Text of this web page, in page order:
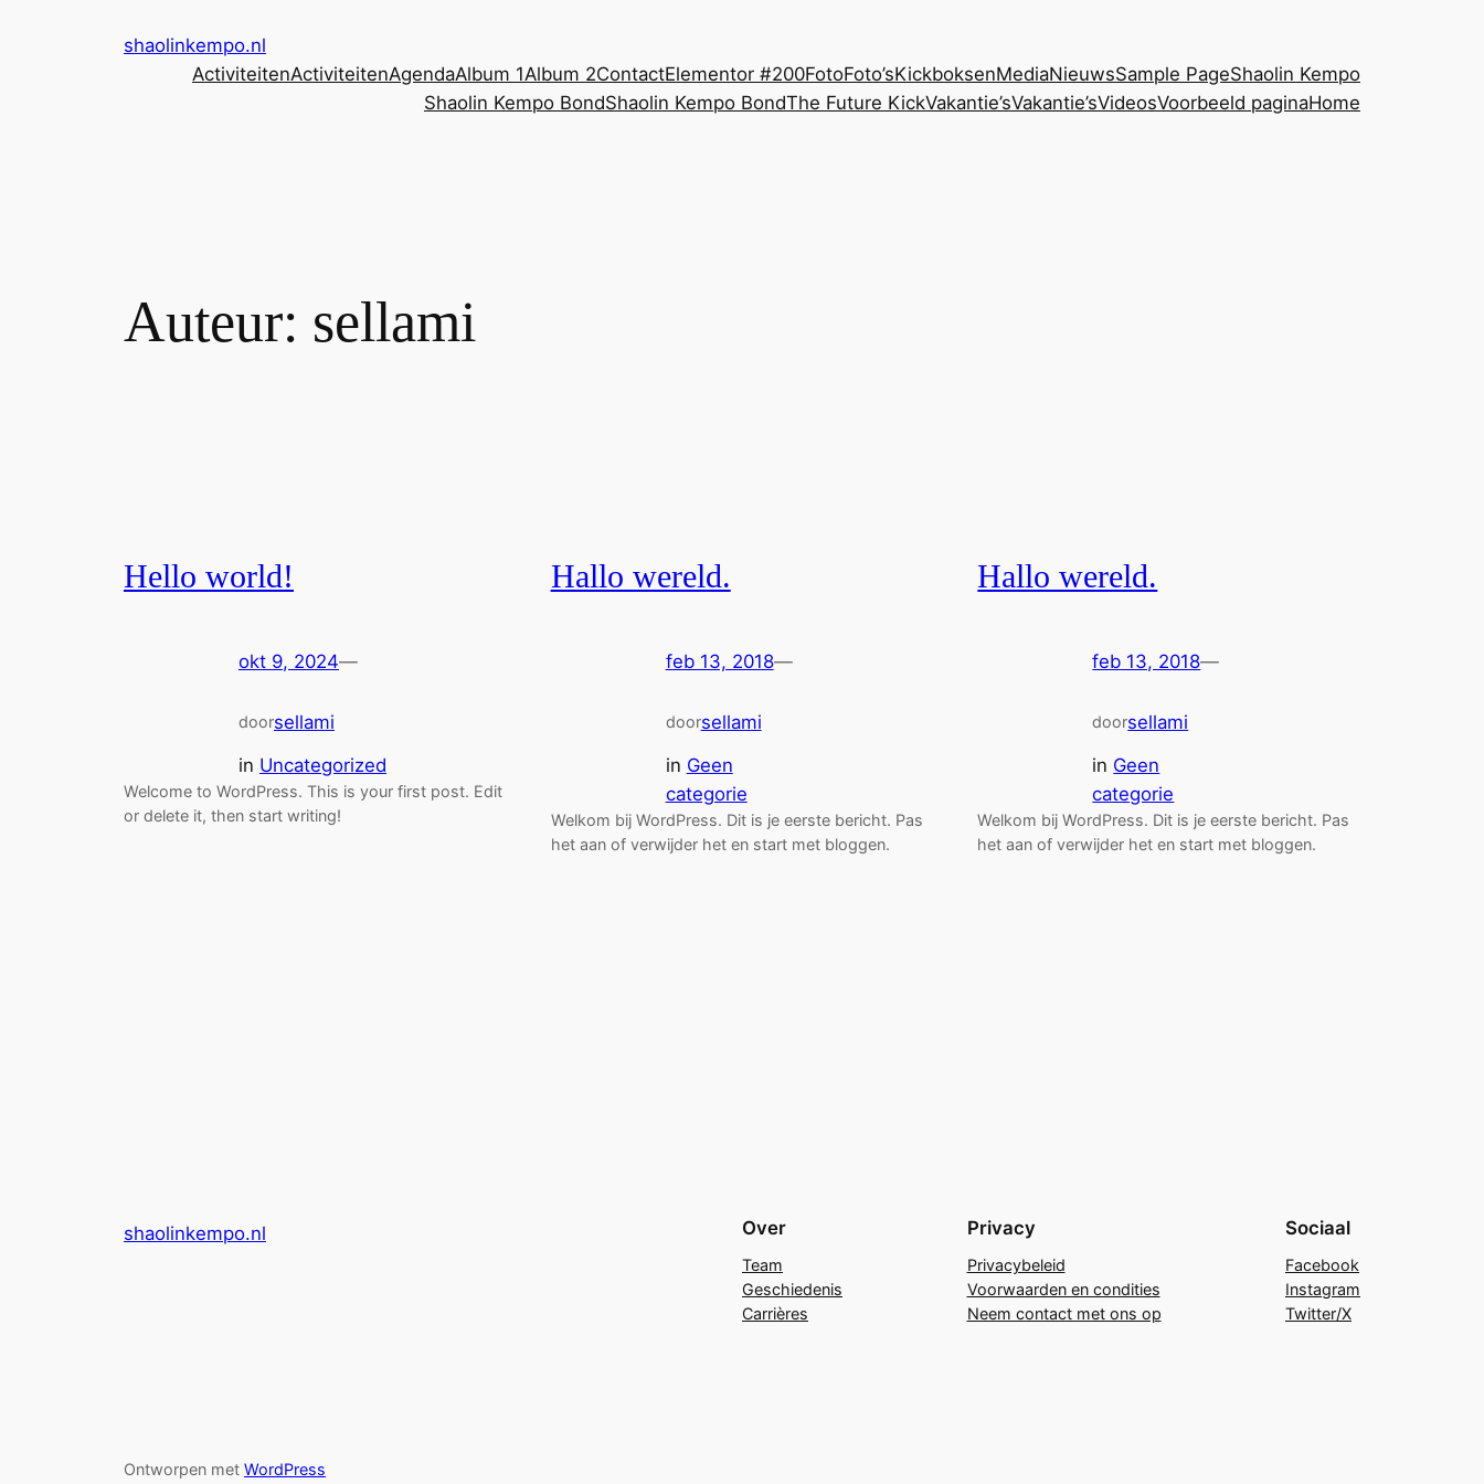
shaolinkempo.nl
ActiviteitenActiviteitenAgendaAlbum 1Album 2ContactElementor #200FotoFoto’sKickboksenMediaNieuwsSample PageShaolin Kempo
Shaolin Kempo BondShaolin Kempo BondThe Future KickVakantie’sVakantie’sVideosVoorbeeld paginaHome
Auteur: sellami
Hello world!
okt 9, 2024—
doorsellami
in Uncategorized
Welcome to WordPress. This is your first post. Edit
or delete it, then start writing!
Hallo wereld.
feb 13, 2018—
doorsellami
in Geen
categorie
Welkom bij WordPress. Dit is je eerste bericht. Pas
het aan of verwijder het en start met bloggen.
Hallo wereld.
feb 13, 2018—
doorsellami
in Geen
categorie
Welkom bij WordPress. Dit is je eerste bericht. Pas
het aan of verwijder het en start met bloggen.
shaolinkempo.nl Over
Team
Geschiedenis
Carrières
Privacy
Privacybeleid
Voorwaarden en condities
Neem contact met ons op
Sociaal
Facebook
Instagram
Twitter/X
Ontworpen met WordPress